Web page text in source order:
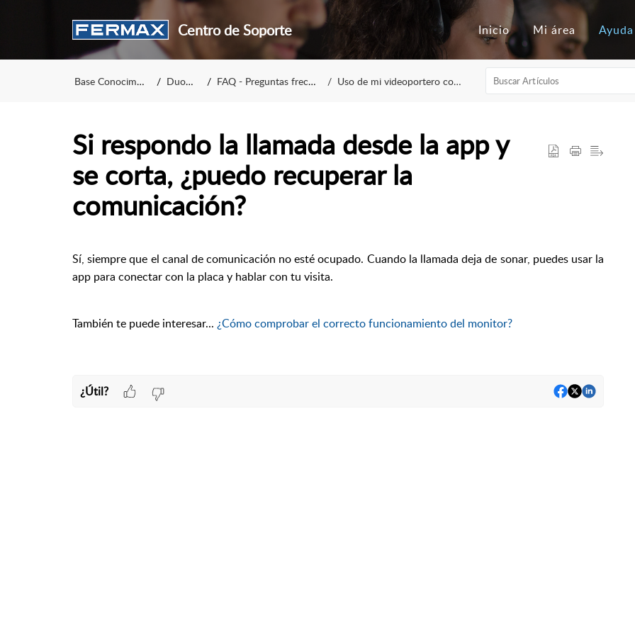
Centro de Soporte Inicio Mi área
Base Conocimiento DuoxMe FAQ - Preguntas frecuentes Uso de mi videoportero conectado
Si respondo la llamada desde la app y
se corta, ¿puedo recuperar la
comunicación?
Sí, siempre que el canal de comunicación no esté ocupado. Cuando la llamada deja de sonar, puedes usar la
app para conectar con la placa y hablar con tu visita.
También te puede interesar... ¿Cómo comprobar el correcto funcionamiento del monitor?
¿Útil?